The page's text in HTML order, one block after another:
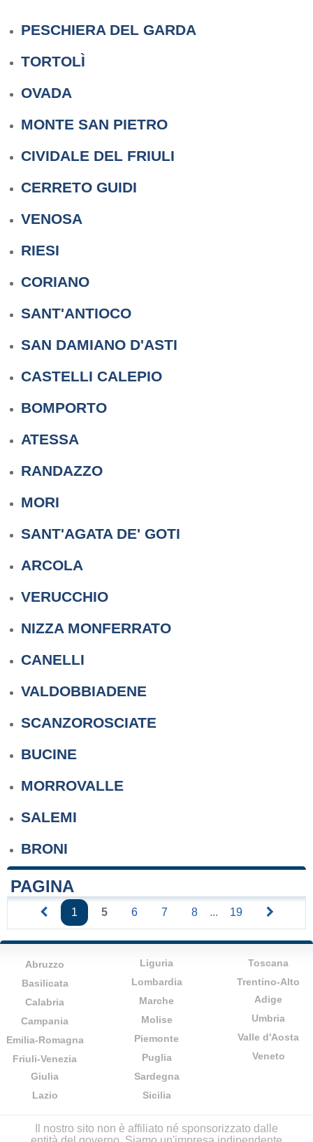
PESCHIERA DEL GARDA
TORTOLÌ
OVADA
MONTE SAN PIETRO
CIVIDALE DEL FRIULI
CERRETO GUIDI
VENOSA
RIESI
CORIANO
SANT'ANTIOCO
SAN DAMIANO D'ASTI
CASTELLI CALEPIO
BOMPORTO
ATESSA
RANDAZZO
MORI
SANT'AGATA DE' GOTI
ARCOLA
VERUCCHIO
NIZZA MONFERRATO
CANELLI
VALDOBBIADENE
SCANZOROSCIATE
BUCINE
MORROVALLE
SALEMI
BRONI
PAGINA
1 5 6 7 8 ... 19
Abruzzo
Basilicata
Calabria
Campania
Emilia-Romagna
Friuli-Venezia
Giulia
Lazio
Liguria
Lombardia
Marche
Molise
Piemonte
Puglia
Sardegna
Sicilia
Toscana
Trentino-Alto
Adige
Umbria
Valle d'Aosta
Veneto
Il nostro sito non è affiliato né sponsorizzato dalle